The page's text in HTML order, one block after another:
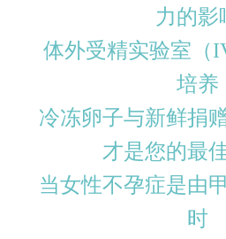
力的影
体外受精实验室（
培养
冷冻卵子与新鲜
才是您的最
当女性不孕症是由
时